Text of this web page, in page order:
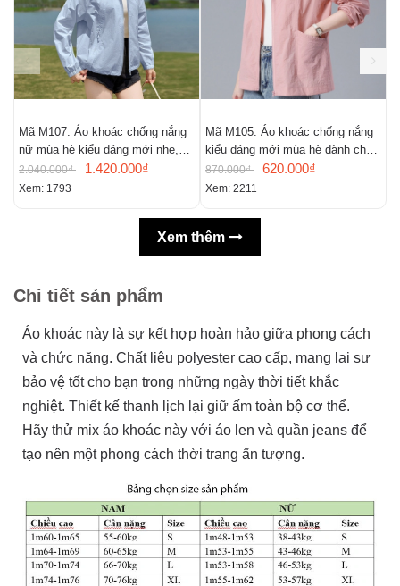
Mã M107: Áo khoác chống nắng
nữ mùa hè kiểu dáng mới nhẹ,
thoáng khí,
2.040.000₫ 1.420.000₫
Xem: 1793
Mã M105: Áo khoác chống nắng
kiểu dáng mới mùa hè dành cho
nữ
870.000₫ 620.000₫
Xem: 2211
Xem thêm
Chi tiết sản phẩm
Áo khoác này là sự kết hợp hoàn hảo giữa phong cách
và chức năng. Chất liệu polyester cao cấp, mang lại sự
bảo vệ tốt cho bạn trong những ngày thời tiết khắc
nghiệt. Thiết kế thanh lịch lại giữ ấm toàn bộ cơ thể.
Hãy thử mix áo khoác này với áo len và quần jeans để
tạo nên một phong cách thời trang ấn tượng.